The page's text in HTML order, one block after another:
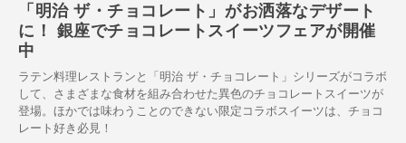
「明治 ザ・チョコレート」がお洒落なデザート
に！ 銀座でチョコレートスイーツフェアが開催
中
ラテン料理レストランと「明治 ザ・チョコレート」シリーズがコラボ
して、さまざまな食材を組み合わせた異色のチョコレートスイーツが
登場。ほかでは味わうことのできない限定コラボスイーツは、チョコ
レート好き必見！